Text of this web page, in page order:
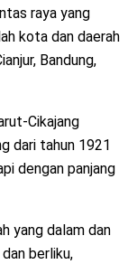
raya yang
kota dan daerah
Bandung,
Cikajang
dari tahun 1921
dengan panjang
yang dalam dan
berliku,